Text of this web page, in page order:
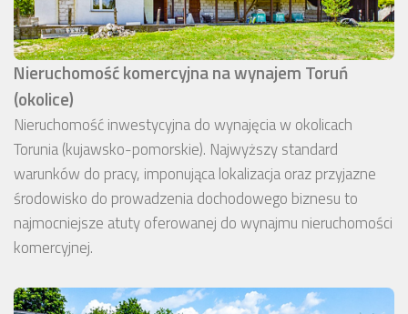
Nieruchomość komercyjna na wynajem Toruń
(okolice)
Nieruchomość inwestycyjna do wynajęcia w okolicach
Torunia (kujawsko-pomorskie). Najwyższy standard
warunków do pracy, imponująca lokalizacja oraz przyjazne
środowisko do prowadzenia dochodowego biznesu to
najmocniejsze atuty oferowanej do wynajmu nieruchomości
komercyjnej.